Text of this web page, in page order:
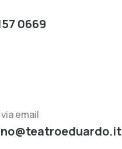
0669
email